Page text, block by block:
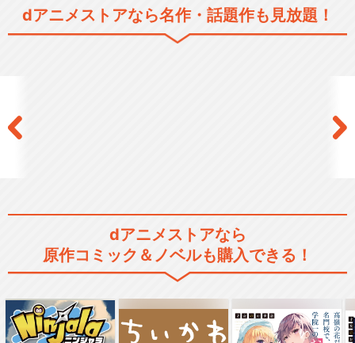
dアニメストアなら名作・話題作も見放題！
dアニメストアなら
原作コミック＆ノベルも購入できる！